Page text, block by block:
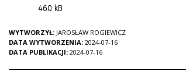
460 kB
WYTWORZYŁ: JAROSŁAW ROGIEWICZ
DATA WYTWORZENIA: 2024-07-16
DATA PUBLIKACJI: 2024-07-16